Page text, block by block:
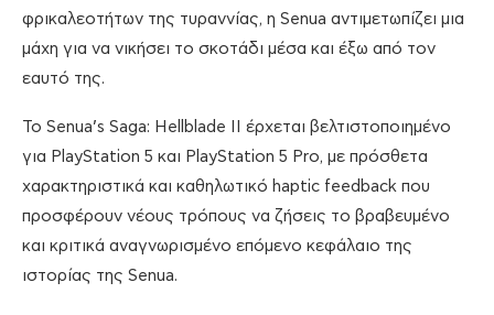
φρικαλεοτήτων της τυραννίας, η Senua αντιμετωπίζει μια
μάχη για να νικήσει το σκοτάδι μέσα και έξω από τον
εαυτό της.
Το Senua’s Saga: Hellblade II έρχεται βελτιστοποιημένο
για PlayStation 5 και PlayStation 5 Pro, με πρόσθετα
χαρακτηριστικά και καθηλωτικό haptic feedback που
προσφέρουν νέους τρόπους να ζήσεις το βραβευμένο
και κριτικά αναγνωρισμένο επόμενο κεφάλαιο της
ιστορίας της Senua.